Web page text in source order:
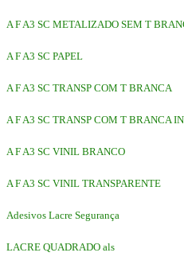
A F A3 SC METALIZADO SEM T
A F A3 SC PAPEL
A F A3 SC TRANSP COM T BRANCA
A F A3 SC TRANSP COM T BRANCA
A F A3 SC VINIL BRANCO
A F A3 SC VINIL TRANSPARENTE
Adesivos Lacre Segurança
LACRE QUADRADO als